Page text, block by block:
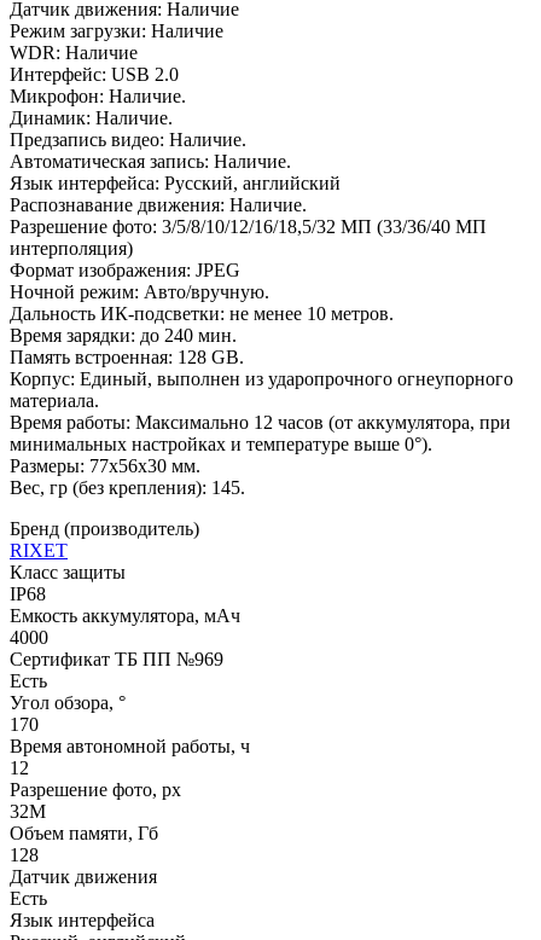
Датчик движения: Наличие
Режим загрузки: Наличие
WDR: Наличие
Интерфейс: USB 2.0
Микрофон: Наличие.
Динамик: Наличие.
Предзапись видео: Наличие.
Автоматическая запись: Наличие.
Язык интерфейса: Русский, английский
Распознавание движения: Наличие.
Разрешение фото: 3/5/8/10/12/16/18,5/32 МП (33/36/40 МП
интерполяция)
Формат изображения: JPEG
Ночной режим: Авто/вручную.
Дальность ИК-подсветки: не менее 10 метров.
Время зарядки: до 240 мин.
Память встроенная: 128 GB.
Корпус: Единый, выполнен из ударопрочного огнеупорного
материала.
Время работы: Максимально 12 часов (от аккумулятора, при
минимальных настройках и температуре выше 0°).
Размеры: 77х56х30 мм.
Вес, гр (без крепления): 145.
Бренд (производитель)
RIXET
Класс защиты
IP68
Емкость аккумулятора, мАч
4000
Сертификат ТБ ПП №969
Есть
Угол обзора, °
170
Время автономной работы, ч
12
Разрешение фото, px
32М
Объем памяти, Гб
128
Датчик движения
Есть
Язык интерфейса